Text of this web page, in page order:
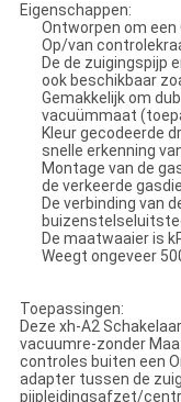
Eigenschappen:
Ontworpen om
Op/van
De de zuigingspijp
ook beschikbaar
Gemakkelijk om
vacuümmaat
Kleur gecodeerde
snelle erkenning
Montage van de
de verkeerde
De verbinding van
De maatwaaier is
Weegt ongeveer
Toepassingen:
Deze xh-A2
vacuumre-zonder
controles buiten een
adapter tussen de
pijpleidingsafzet/